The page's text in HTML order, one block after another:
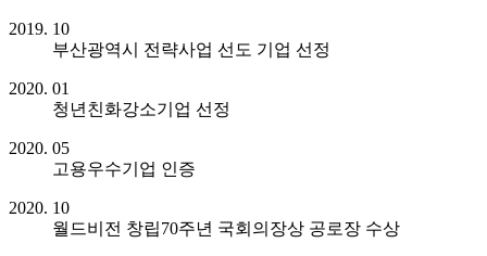
2019. 10
부산광역시 전략사업 선도 기업 선정
2020. 01
청년친화강소기업 선정
2020. 05
고용우수기업 인증
2020. 10
월드비전 창립70주년 국회의장상 공로장 수상